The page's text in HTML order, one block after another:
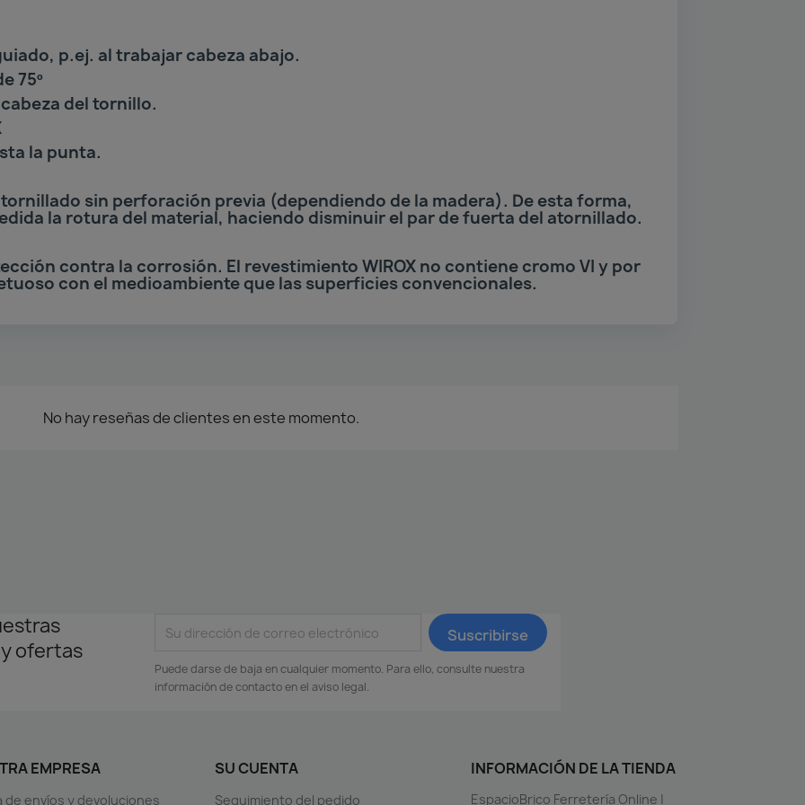
p.ej. al trabajar cabeza abajo.
75º
del tornillo.
la punta.
sin perforación previa (dependiendo de la madera). De esta forma,
la rotura del material, haciendo disminuir el par de fuerta del atornillado.
contra la corrosión. El revestimiento WIROX no contiene cromo VI y por
con el medioambiente que las superficies convencionales.
No hay reseñas de clientes en este momento.
ofertas
Puede darse de baja en cualquier momento. Para ello, consulte nuestra
información de contacto en el aviso legal.
EMPRESA
de envíos y devoluciones
SU CUENTA
Seguimiento del pedido
INFORMACIÓN DE LA TIENDA
EspacioBrico Ferretería Online |